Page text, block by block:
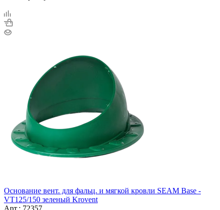
Основание вент. для фальц. и мягкой кровли SEAM Base -
VT125/150 зеленый Krovent
Арт.: 72357